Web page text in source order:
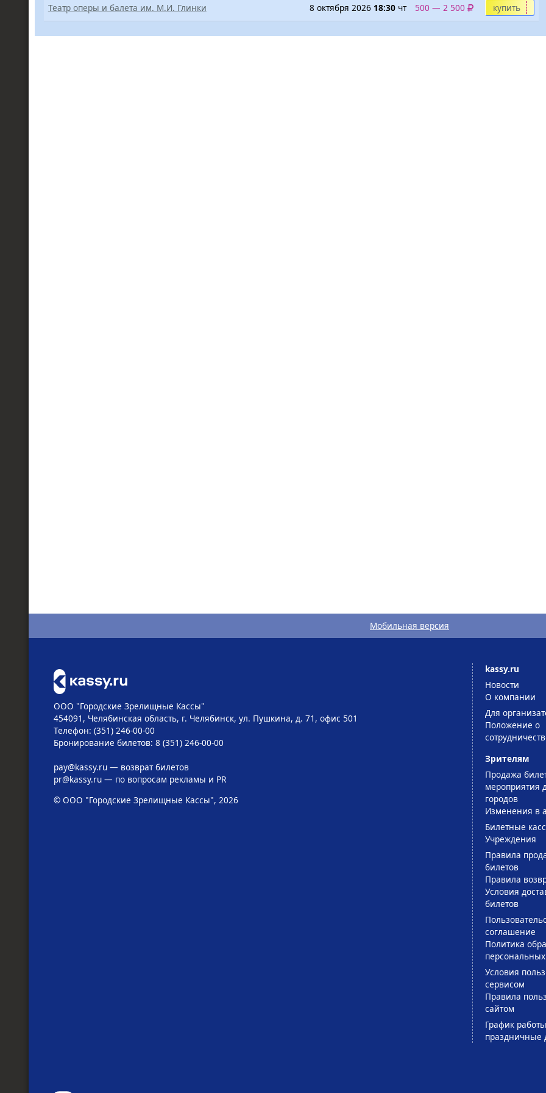
Театр оперы и балета им. М.И. Глинки
8 октября 2026 18:30 чт 500 — 2 500 купить
Мобильная версия
ООО "Городские Зрелищные Кассы"
454091, Челябинская область, г. Челябинск, ул. Пушкина, д. 71, офис 501
Телефон: (351) 246-00-00
Бронирование билетов: 8 (351) 246-00-00
pay@kassy.ru— возврат билетов
pr@kassy.ru— по вопросам рекламы и PR
© ООО "Городские Зрелищные Кассы", 2026
kassy.ru
Новости
О компании
Для
Положение о
Зрителям
Продажа
мероприятия
городов
Изменения в
Билетные
Учреждения
Правила
билетов
Правила
Условия
билетов
соглашение
Политика
Условия
сервисом
Правила
сайтом
График
праздничные